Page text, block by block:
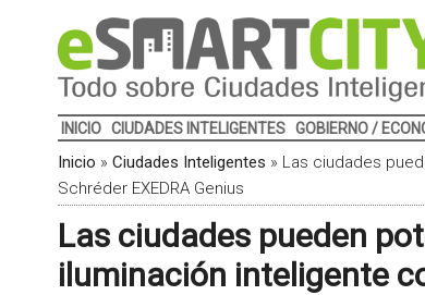
INICIO CIUDADES INTELIGENTES GOBIERNO /
Inicio » Ciudades Inteligentes » Las ciudades
Schréder EXEDRA Genius
Las ciudades pueden
iluminación inteligente